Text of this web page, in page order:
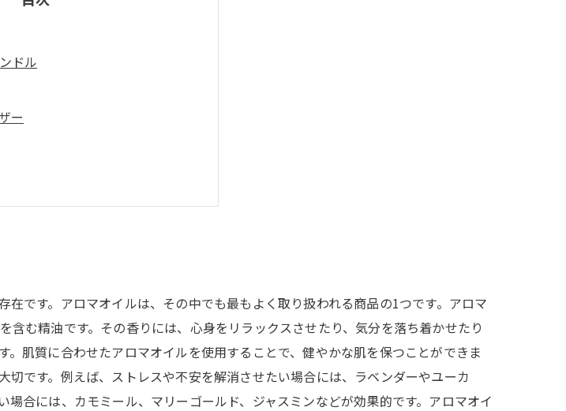
ドル
ー
です。アロマオイルは、その中でも最もよく取り扱われる商品の1つです。アロマ
む精油です。その香りには、心身をリラックスさせたり、気分を落ち着かせたり
肌質に合わせたアロマオイルを使用することで、健やかな肌を保つことができま
です。例えば、ストレスや不安を解消させたい場合には、ラベンダーやユーカ
合には、カモミール、マリーゴールド、ジャスミンなどが効果的です。アロマオイ